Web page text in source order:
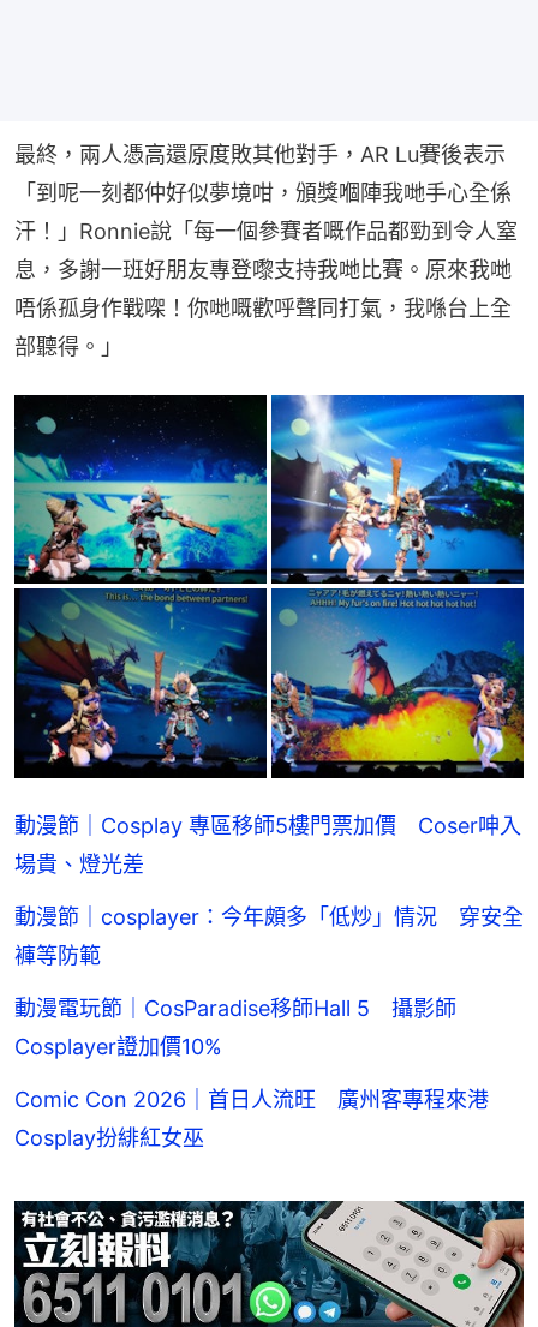
最終，兩人憑高還原度敗其他對手，AR Lu賽後表示
「到呢一刻都仲好似夢境咁，頒獎嗰陣我哋手心全係
汗！」Ronnie說「每一個參賽者嘅作品都勁到令人窒
息，多謝一班好朋友專登嚟支持我哋比賽。原來我哋
唔係孤身作戰㗎！你哋嘅歡呼聲同打氣，我喺台上全
部聽得。」
動漫節｜Cosplay 專區移師5樓門票加價 Coser呻入
場貴、燈光差
動漫節｜cosplayer：今年頗多「低炒」情況 穿安全
褲等防範
動漫電玩節｜CosParadise移師Hall 5 攝影師
Cosplayer證加價10%
Comic Con 2026｜首日人流旺 廣州客專程來港
Cosplay扮緋紅女巫